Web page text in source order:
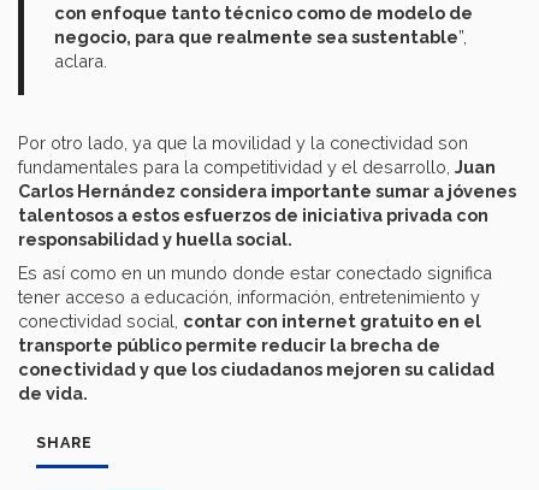
con enfoque tanto técnico como de modelo de
negocio, para que realmente sea sustentable”,
aclara.
Por otro lado, ya que la movilidad y la conectividad son
fundamentales para la competitividad y el desarrollo, Juan
Carlos Hernández considera importante sumar a jóvenes
talentosos a estos esfuerzos de iniciativa privada con
responsabilidad y huella social.
Es así como en un mundo donde estar conectado significa
tener acceso a educación, información, entretenimiento y
conectividad social, contar con internet gratuito en el
transporte público permite reducir la brecha de
conectividad y que los ciudadanos mejoren su calidad
de vida.
SHARE